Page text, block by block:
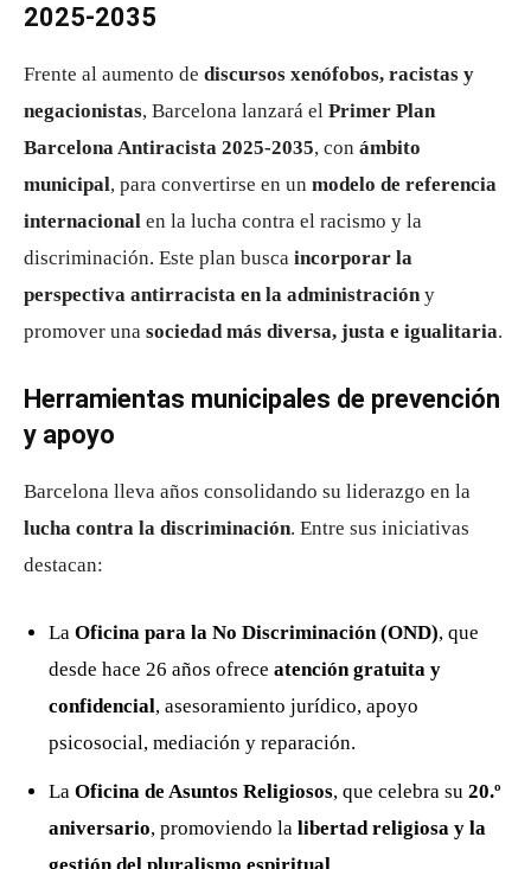
2025-2035
Frente al aumento de discursos xenófobos, racistas y
negacionistas, Barcelona lanzará el Primer Plan
Barcelona Antiracista 2025-2035, con ámbito
municipal, para convertirse en un modelo de referencia
internacional en la lucha contra el racismo y la
discriminación. Este plan busca incorporar la
perspectiva antirracista en la administración y
promover una sociedad más diversa, justa e igualitaria.
Herramientas municipales de prevención
y apoyo
Barcelona lleva años consolidando su liderazgo en la
lucha contra la discriminación. Entre sus iniciativas
destacan:
La Oficina para la No Discriminación (OND), que
desde hace 26 años ofrece atención gratuita y
confidencial, asesoramiento jurídico, apoyo
psicosocial, mediación y reparación.
La Oficina de Asuntos Religiosos, que celebra su 20.º
aniversario, promoviendo la libertad religiosa y la